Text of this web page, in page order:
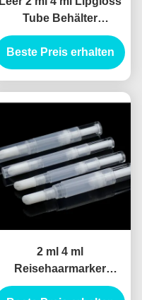
Tube Behälter
Kultikulaöl Nagellack
Make-up Accessoires
Twist Pen mit Pinsel
Beste Preis erhalten
2 ml 4 ml
Reisehaarmarker
Werkzeug Zähne